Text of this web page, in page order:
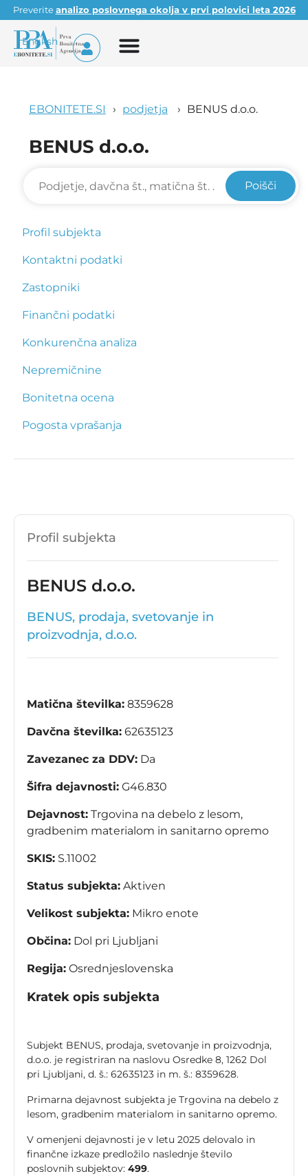
Preveriteanalizo poslovnega okolja v prvi polovici leta 2026
English
EBONITETE.SI podjetja BENUS d.o.o.
BENUS d.o.o.
Poišči
Profil subjekta
Kontaktni podatki
Zastopniki
Finančni podatki
Konkurenčna analiza
Nepremičnine
Bonitetna ocena
Pogosta vprašanja
Profil subjekta
BENUS d.o.o.
BENUS, prodaja, svetovanje in
proizvodnja, d.o.o.
Matična številka: 8359628
Davčna številka: 62635123
Zavezanec za DDV: Da
Šifra dejavnosti: G46.830
Dejavnost: Trgovina na debelo z lesom,
gradbenim materialom in sanitarno opremo
SKIS: S.11002
Status subjekta: Aktiven
Velikost subjekta: Mikro enote
Občina: Dol pri Ljubljani
Regija: Osrednjeslovenska
Kratek opis subjekta
Subjekt BENUS, prodaja, svetovanje in proizvodnja,
d.o.o. je registriran na naslovu Osredke 8, 1262 Dol
pri Ljubljani, d. š.: 62635123 in m. š.: 8359628.
Primarna dejavnost subjekta je Trgovina na debelo z
lesom, gradbenim materialom in sanitarno opremo.
V omenjeni dejavnosti je v letu 2025 delovalo in
finančne izkaze predložilo naslednje število
poslovnih subjektov: 499.